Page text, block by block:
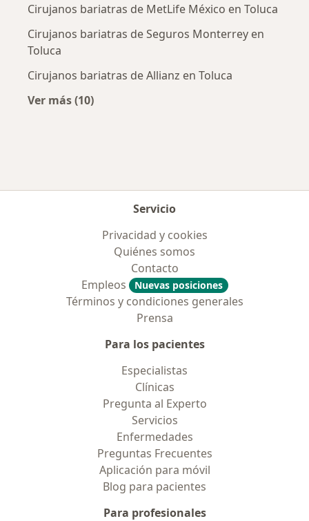
Cirujanos bariatras de MetLife México en Toluca
Cirujanos bariatras de Seguros Monterrey en
Toluca
Cirujanos bariatras de Allianz en Toluca
Ver más (10)
Servicio
Privacidad y cookies
Quiénes somos
Contacto
Empleos
Nuevas posiciones
Términos y condiciones generales
Prensa
Para los pacientes
Especialistas
Clínicas
Pregunta al Experto
Servicios
Enfermedades
Preguntas Frecuentes
Aplicación para móvil
Blog para pacientes
Para profesionales